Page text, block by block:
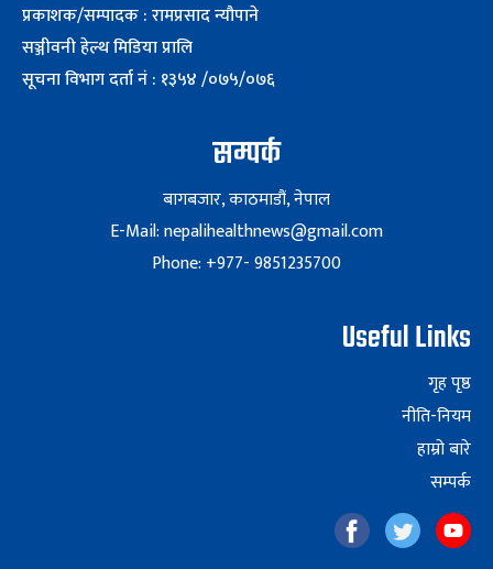
प्रकाशक/सम्पादक : रामप्रसाद न्यौपाने
सञ्जीवनी हेल्थ मिडिया प्रालि
सूचना विभाग दर्ता नं : १३५४ /०७५/०७६
सम्पर्क
बागबजार, काठमाडौं, नेपाल
E-Mail: nepalihealthnews@gmail.com
Phone: +977- 9851235700
Useful Links
गृह पृष्ठ
नीति-नियम
हाम्रो बारे
सम्पर्क